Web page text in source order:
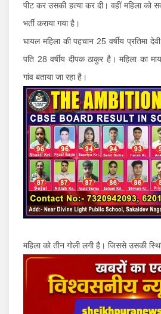
पीट कर उसकी हत्या कर दी। वहीं महिला को
भर्ती कराया गया है।
घायल महिला की पहचान 25 वर्षीय प्रतिमा
पति 28 वर्षीय दीपक ठाकुर है। महिला का
गांव बताया जा रहा है।
महिला को तीन गोली लगी है। जिससे उसकी